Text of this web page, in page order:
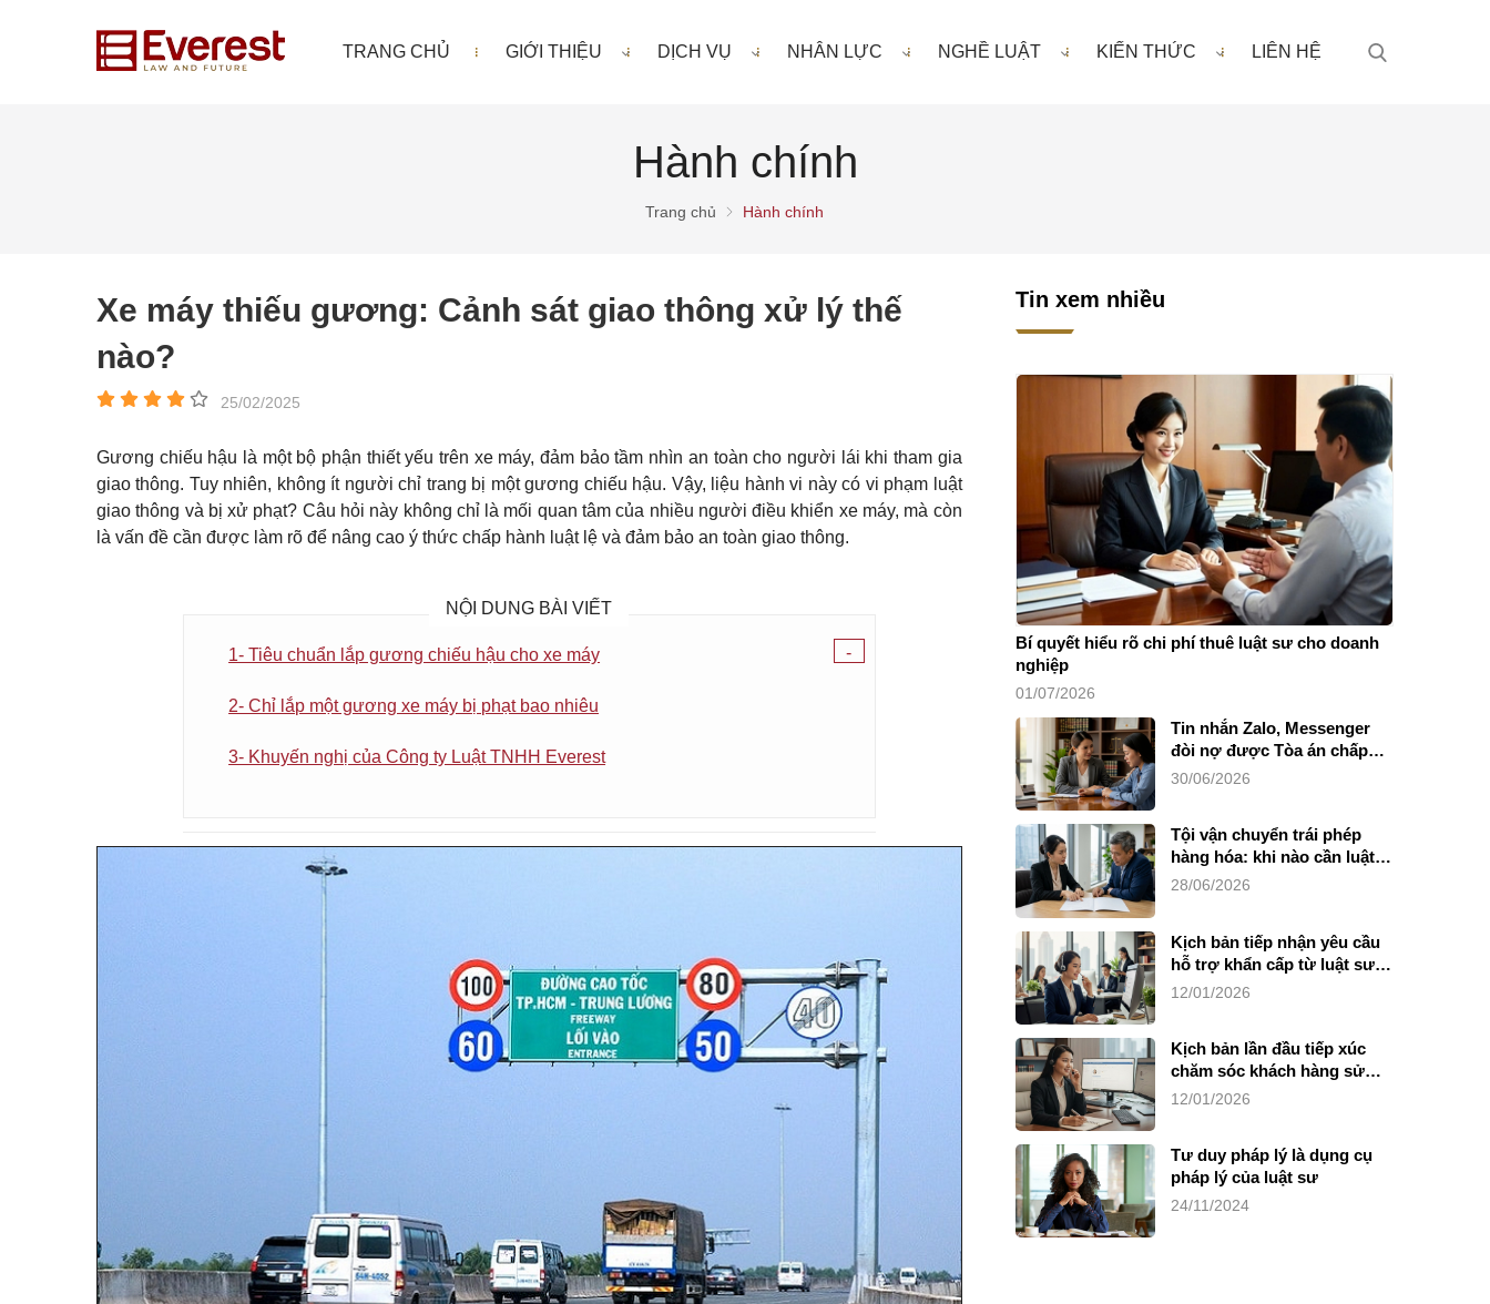
TRANG CHỦ GIỚI THIỆU DỊCH VỤ NHÂN LỰC NGHỀ LUẬT KIẾN THỨC LIÊN HỆ
Hành chính
Trang chủ Hành chính
Xe máy thiếu gương: Cảnh sát giao thông xử lý thế
nào?
25/02/2025
Gương chiếu hậu là một bộ phận thiết yếu trên xe máy, đảm bảo tầm nhìn an toàn cho người lái khi tham gia
giao thông. Tuy nhiên, không ít người chỉ trang bị một gương chiếu hậu. Vậy, liệu hành vi này có vi phạm luật
giao thông và bị xử phạt? Câu hỏi này không chỉ là mối quan tâm của nhiều người điều khiển xe máy, mà còn
là vấn đề cần được làm rõ để nâng cao ý thức chấp hành luật lệ và đảm bảo an toàn giao thông.
-
NỘI DUNG BÀI VIẾT
1- Tiêu chuẩn lắp gương chiếu hậu cho xe máy
2- Chỉ lắp một gương xe máy bị phạt bao nhiêu
3- Khuyến nghị của Công ty Luật TNHH Everest
Tin xem nhiều
Bí quyết hiểu rõ chi phí thuê luật sư cho doanh
nghiệp
01/07/2026
Tin nhắn Zalo, Messenger
đòi nợ được Tòa án chấp
nhận không?
30/06/2026
Tội vận chuyển trái phép
hàng hóa: khi nào cần luật
sư?
28/06/2026
Kịch bản tiếp nhận yêu cầu
hỗ trợ khẩn cấp từ luật sư
riêng
12/01/2026
Kịch bản lần đầu tiếp xúc
chăm sóc khách hàng sử
dụng dịch vụ luật sư riêng
12/01/2026
Tư duy pháp lý là dụng cụ
pháp lý của luật sư
24/11/2024